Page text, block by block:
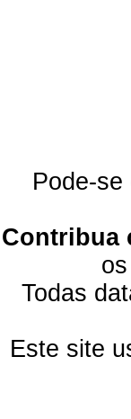
Pode-
Contribua
Todas
Este site